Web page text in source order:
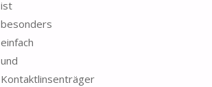
ist
besonders
einfach
und
Kontaktlinsenträger